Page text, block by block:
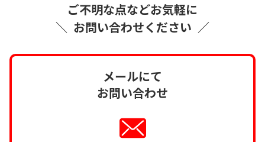
＼
ご不明な点などお気軽に
お問い合わせください ／
メールにて
お問い合わせ